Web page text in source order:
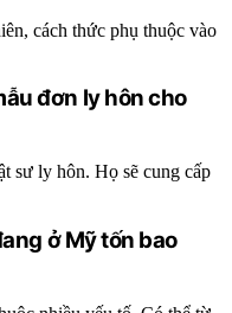
cách thức phụ thuộc vào
đơn ly hôn cho
sư ly hôn. Họ sẽ cung cấp
ở Mỹ tốn bao